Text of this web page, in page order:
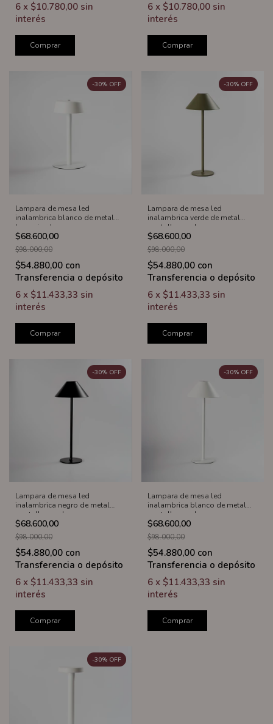
6 x $10.780,00 sin
interés
Comprar
6 x $10.780,00 sin
interés
Comprar
Lampara de mesa led
inalambrica blanco de metal
base circular
$68.600,00
-30% OFF
$98.000,00
$54.880,00 con
Transferencia o depósito
6 x $11.433,33 sin
interés
Comprar
Lampara de mesa led
inalambrica verde de metal
pantalla sombrero
$68.600,00
-30% OFF
$98.000,00
$54.880,00 con
Transferencia o depósito
6 x $11.433,33 sin
interés
Comprar
Lampara de mesa led
inalambrica negro de metal
pantalla sombrero
$68.600,00
-30% OFF
$98.000,00
$54.880,00 con
Transferencia o depósito
6 x $11.433,33 sin
interés
Comprar
Lampara de mesa led
inalambrica blanco de metal
pantalla sombrero
$68.600,00
-30% OFF
$98.000,00
$54.880,00 con
Transferencia o depósito
6 x $11.433,33 sin
interés
Comprar
-30% OFF